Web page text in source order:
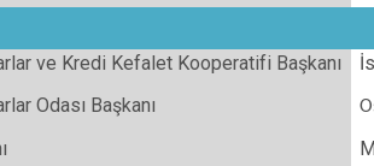
ve Kredi Kefalet Kooperatifi Başkanı
Odası Başkanı